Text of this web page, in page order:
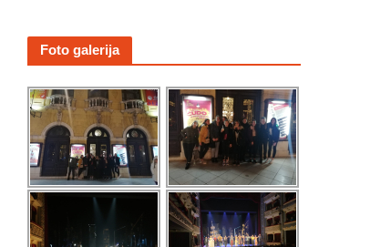
Foto galerija